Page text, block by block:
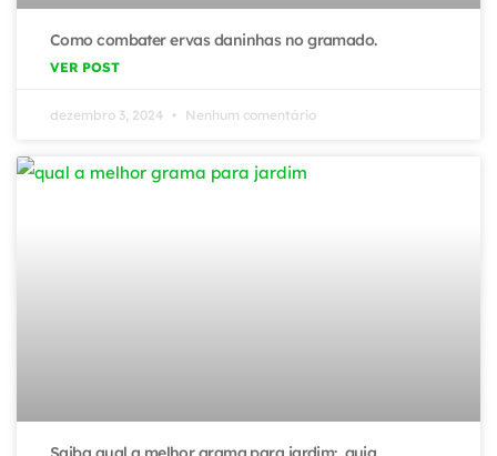
Como combater ervas daninhas no gramado.
VER POST
dezembro 3, 2024 Nenhum comentário